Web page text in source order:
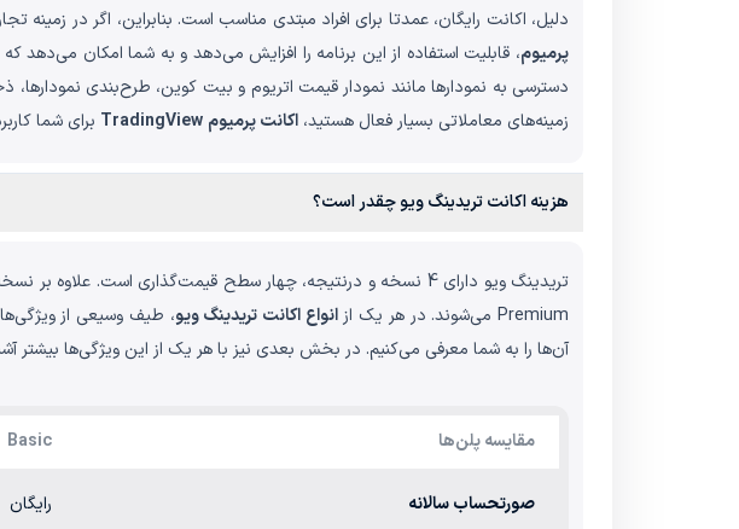
دلیل، اکانت رایگان، عمدتا برای افراد مبتدی مناسب است. بنابراین، اگر در زمینه
پرمیوم، قابلیت استفاده از این برنامه را افزایش می‌دهد و به شما امکان می‌دهد
دسترسی به نمودارها مانند نمودار قیمت اتریوم و بیت کوین، طرح‌بندی نمودارها،
زمینه‌های معاملاتی بسیار فعال هستید، اکانت پرمیوم TradingView برای شما
هزینه اکانت تریدینگ ویو چقدر است؟
Premium می‌شوند. در هر یک از
انواع اکانت تریدینگ ویو، طیف وسیعی از
آن‌ها را به شما معرفی می‌کنیم. در بخش بعدی نیز با هر یک از این ویژگی‌ها بیشتر
مقایسه پلن‌ها Basic
صورتحساب سالانه رایگان